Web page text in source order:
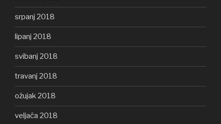
srpanj 2018
lipanj 2018
svibanj 2018
travanj 2018
ožujak 2018
veljača 2018